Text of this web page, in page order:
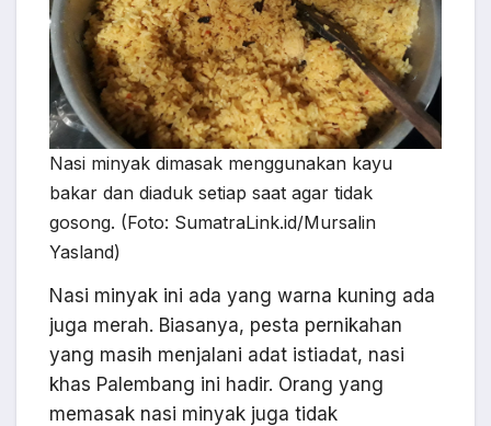
Nasi minyak dimasak menggunakan kayu
bakar dan diaduk setiap saat agar tidak
gosong. (Foto: SumatraLink.id/Mursalin
Yasland)
Nasi minyak ini ada yang warna kuning ada
juga merah. Biasanya, pesta pernikahan
yang masih menjalani adat istiadat, nasi
khas Palembang ini hadir. Orang yang
memasak nasi minyak juga tidak